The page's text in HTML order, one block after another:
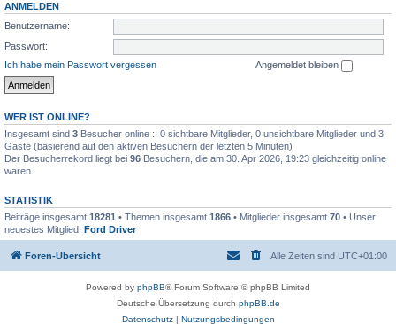
ANMELDEN
Benutzername:
Passwort:
Ich habe mein Passwort vergessen
Angemeldet bleiben
WER IST ONLINE?
Insgesamt sind 3 Besucher online :: 0 sichtbare Mitglieder, 0 unsichtbare Mitglieder und 3
Gäste (basierend auf den aktiven Besuchern der letzten 5 Minuten)
Der Besucherrekord liegt bei 96 Besuchern, die am 30. Apr 2026, 19:23 gleichzeitig online
waren.
STATISTIK
Beiträge insgesamt 18281 • Themen insgesamt 1866 • Mitglieder insgesamt 70 • Unser
neuestes Mitglied: Ford Driver
Foren-Übersicht Alle Zeiten sind UTC+01:00
Powered by phpBB® Forum Software © phpBB Limited
Deutsche Übersetzung durch phpBB.de
Datenschutz| Nutzungsbedingungen